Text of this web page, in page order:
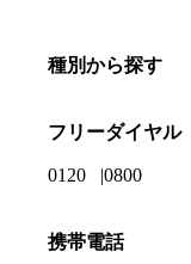
種別から探す
フリーダイヤル
0120 0800
携帯電話